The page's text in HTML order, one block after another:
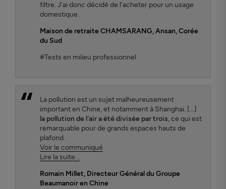
filtre. J'ai donc décidé de l'acheter pour un usage
domestique.
Maison de retraite CHAMSARANG,Ansan, Corée
du Sud
#Tests en milieu professionnel
La pollution est un sujet malheureusement
important en Chine, et notamment à Shanghai. [...]
la pollution de l'air a été divisée par trois, ce qui est
remarquable pour de grands espaces hauts de
plafond.
Voir le communiqué
Lire la suite...
Romain Millet, Directeur Général du Groupe
Beaumanoir en Chine